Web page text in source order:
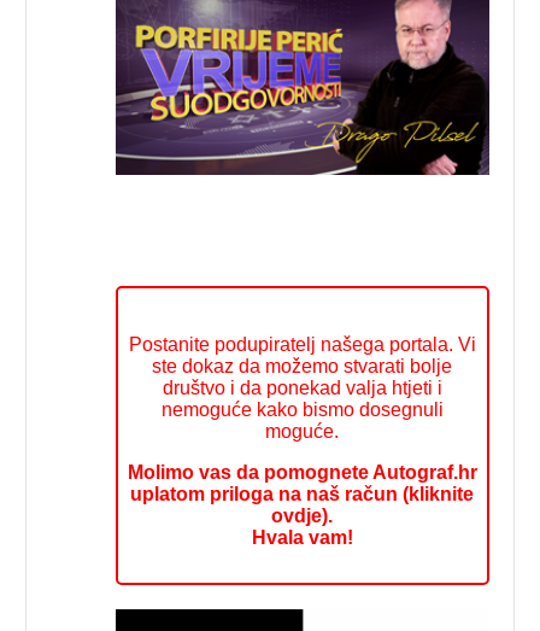
Postanite podupiratelj našega portala. Vi
ste dokaz da možemo stvarati bolje
društvo i da ponekad valja htjeti i
nemoguće kako bismo dosegnuli
moguće.
Molimo vas da pomognete Autograf.hr
uplatom priloga na naš račun (kliknite
ovdje).
Hvala vam!